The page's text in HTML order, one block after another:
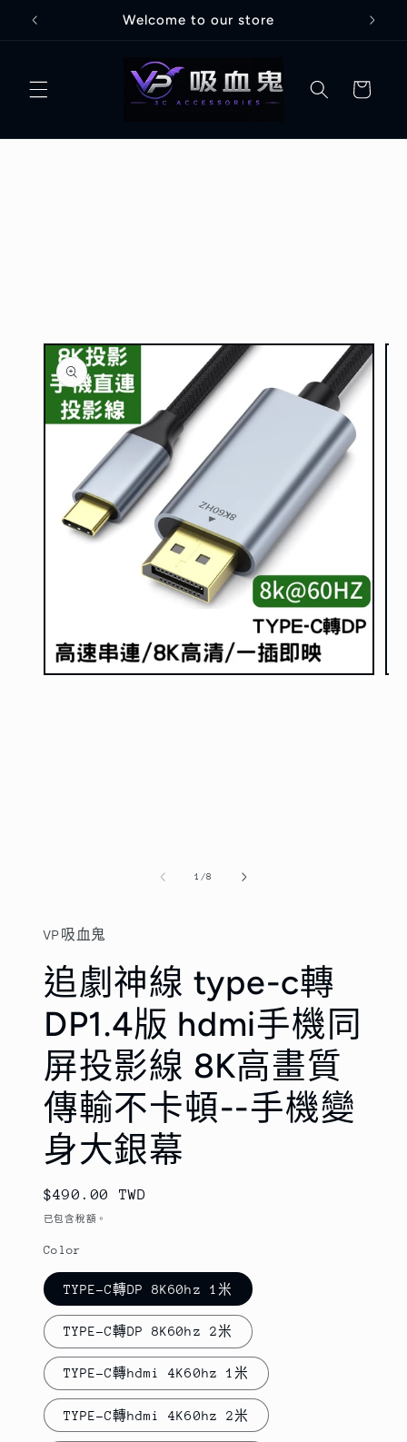
跳至內
容
Welcome to our store
物
1 //8
VP吸血鬼
追劇神線 type-c轉
DP1.4版 hdmi手機同
屏投影線 8K高畫質
傳輸不卡頓--手機變
身大銀幕
定
價
$490.00 TWD
已包含稅額。
Color
TYPE-C轉DP 8K60hz 1米
TYPE-C轉DP 8K60hz 2米
TYPE-C轉hdmi 4K60hz 1米
TYPE-C轉hdmi 4K60hz 2米